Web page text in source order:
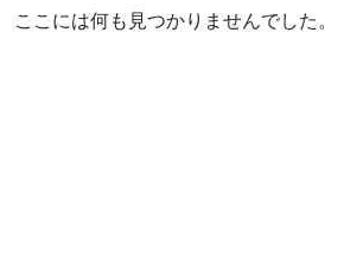
ここには何も見つかりませんでした。